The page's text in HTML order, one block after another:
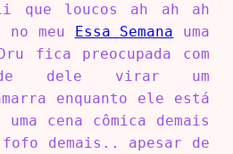
que loucos ah ah ah
meu
Essa Semana uma
fica preocupada com
dele virar um
enquanto ele está
cena cômica demais
demais.. apesar de